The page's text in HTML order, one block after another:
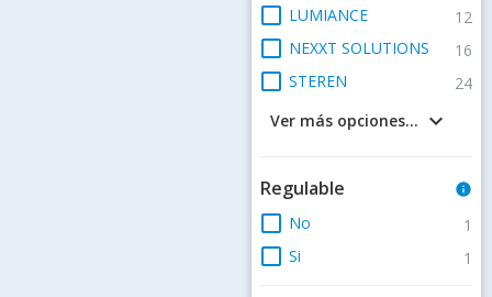
check_box_outline_blank LUMIANCE 12
check_box_outline_blank NEXXT SOLUTIONS 16
check_box_outline_blank STEREN 24
keyboard_arrow_down
Ver más opciones...
Regulable info
check_box_outline_blank No 1
check_box_outline_blank Si 1